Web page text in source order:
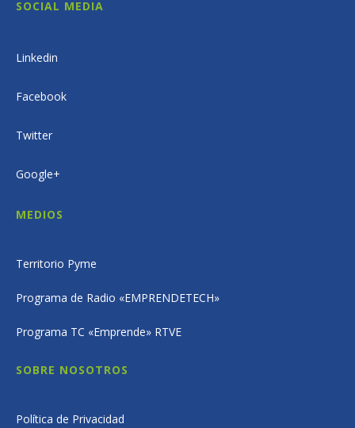
SOCIAL MEDIA
Linkedin
Facebook
Twitter
Google+
MEDIOS
Territorio Pyme
Programa de Radio «EMPRENDETECH»
Programa TC «Emprende» RTVE
SOBRE NOSOTROS
Política de Privacidad